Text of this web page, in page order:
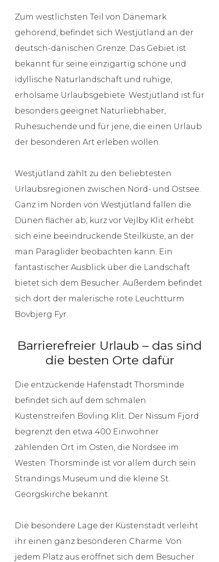
Zum westlichsten Teil von Dänemark
gehörend, befindet sich Westjütland an der
deutsch-dänischen Grenze. Das Gebiet ist
bekannt für seine einzigartig schöne und
idyllische Naturlandschaft und ruhige,
erholsame Urlaubsgebiete. Westjütland ist für
besonders geeignet Naturliebhaber,
Ruhesuchende und für jene, die einen Urlaub
der besonderen Art erleben wollen.
Westjütland zählt zu den beliebtesten
Urlaubsregionen zwischen Nord- und Ostsee.
Ganz im Norden von Westjütland fallen die
Dünen flacher ab, kurz vor Vejlby Klit erhebt
sich eine beeindruckende Steilküste, an der
man Paraglider beobachten kann. Ein
fantastischer Ausblick über die Landschaft
bietet sich dem Besucher. Außerdem befindet
sich dort der malerische rote Leuchtturm
Bovbjerg Fyr.
Barrierefreier Urlaub – das sind
die besten Orte dafür
Die entzückende Hafenstadt Thorsminde
befindet sich auf dem schmalen
Küstenstreifen Bovling Klit. Der Nissum Fjord
begrenzt den etwa 400 Einwohner
zählenden Ort im Osten, die Nordsee im
Westen. Thorsminde ist vor allem durch sein
Strandings Museum und die kleine St.
Georgskirche bekannt.
Die besondere Lage der Küstenstadt verleiht
ihr einen ganz besonderen Charme. Von
jedem Platz aus eröffnet sich dem Besucher